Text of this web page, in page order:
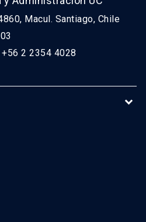
Macul. Santiago, Chile
2 2354 4028